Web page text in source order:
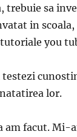
trebuie sa
in
you
testezi
lor.
am facut. Mi-